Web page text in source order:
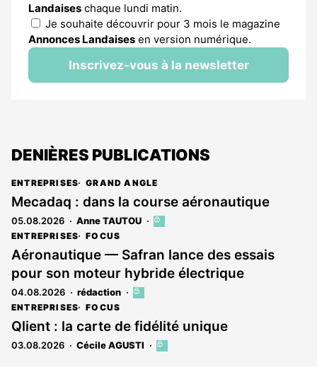
Landaises chaque lundi matin.
Je souhaite découvrir pour 3 mois le magazine
Annonces Landaises en version numérique.
Inscrivez-vous à la newsletter
DENIÈRES PUBLICATIONS
ENTREPRISES GRAND ANGLE
Mecadaq : dans la course aéronautique
05.08.2026 Anne TAUTOU
Cet
réservé
aux
ENTREPRISES FOCUS
Aéronautique — Safran lance des essais
pour son moteur hybride électrique
04.08.2026 rédaction
Cet
est
réservé
aux
ENTREPRISES FOCUS
Qlient : la carte de fidélité unique
03.08.2026 Cécile AGUSTI
Cet